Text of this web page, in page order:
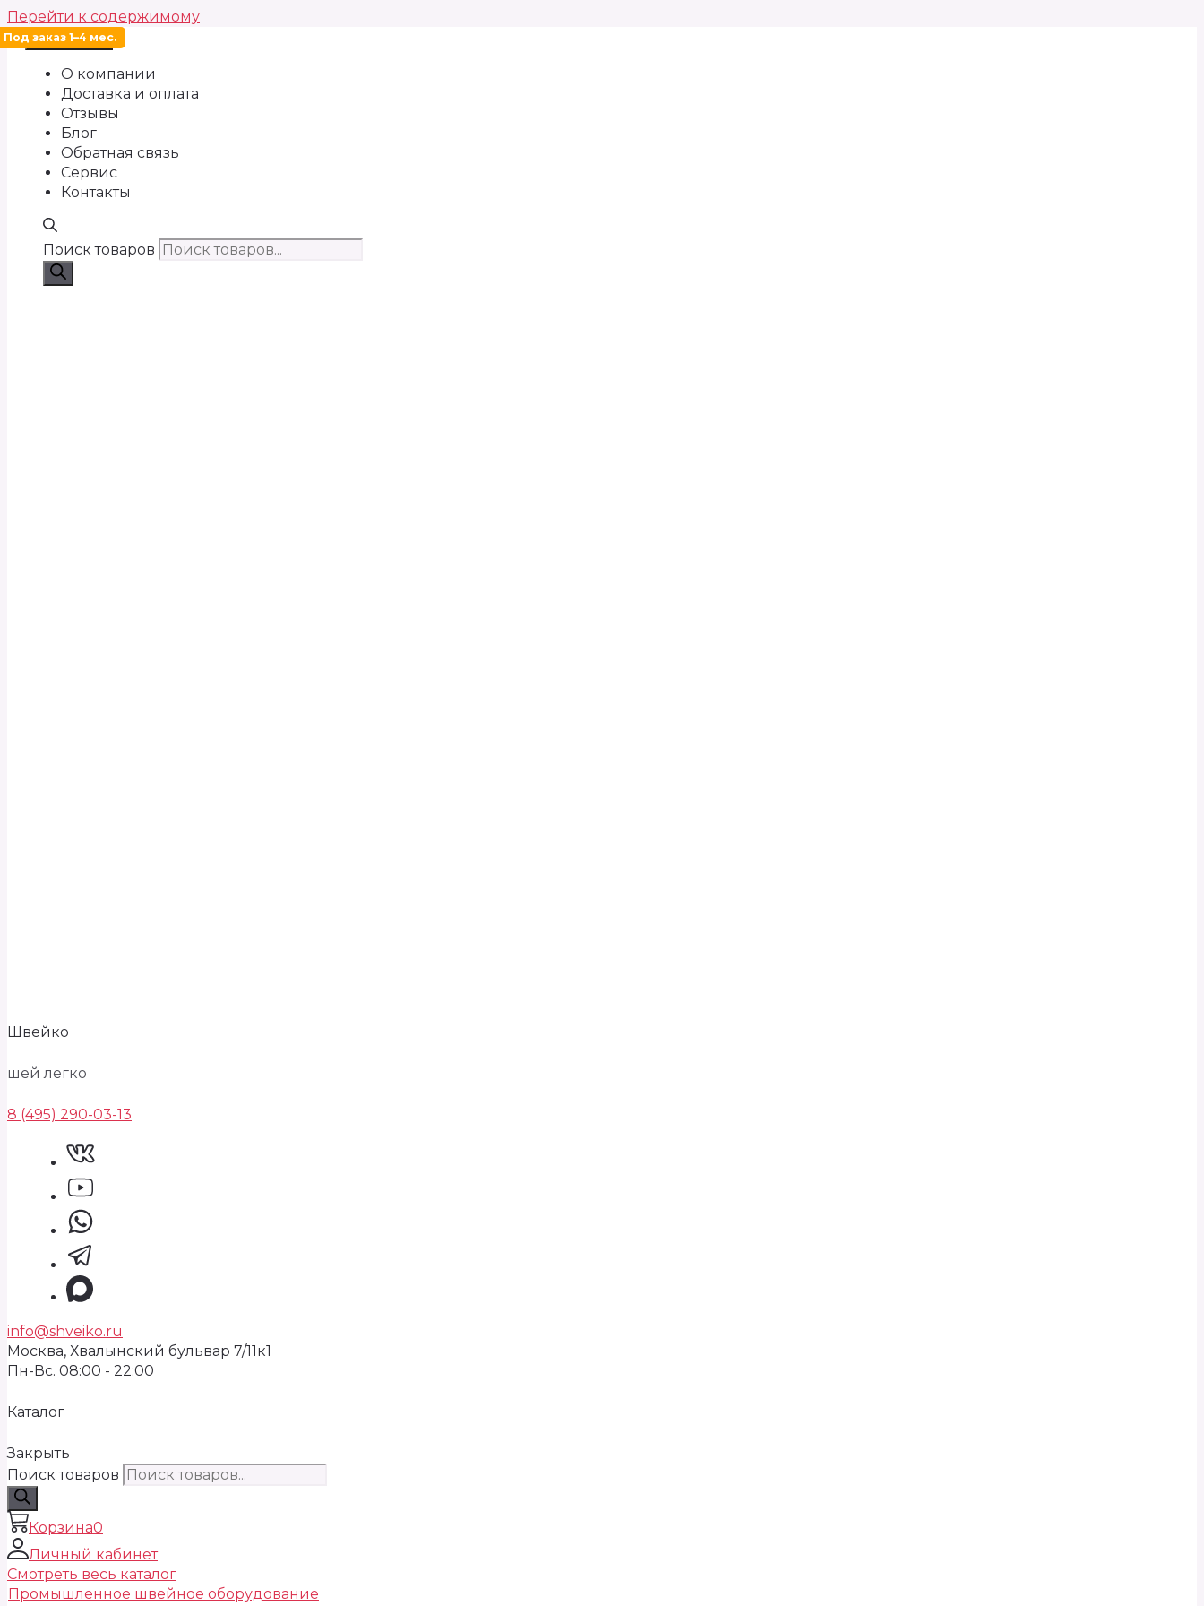
Перейти к содержимому
Меню
О компании
Доставка и оплата
Отзывы
Блог
Обратная связь
Сервис
Контакты
Поиск товаров
Швейко
шей легко
8 (495) 290-03-13
info@shveiko.ru
Москва, Хвалынский бульвар 7/11к1
Пн-Вс. 08:00 - 22:00
Каталог
Закрыть
Поиск товаров
Корзина0
Личный кабинет
Смотреть весь каталог
Промышленное швейное оборудование
Под заказ 1–4 мес.